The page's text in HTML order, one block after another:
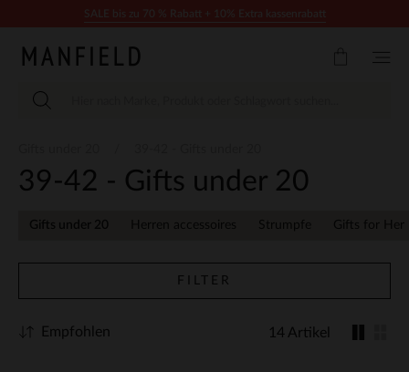
39-42 - Gifts under 20
Gifts under 20 Herren accessoires Strumpfe Gifts for Her
FILTER
14 Artikel
Empfohlen